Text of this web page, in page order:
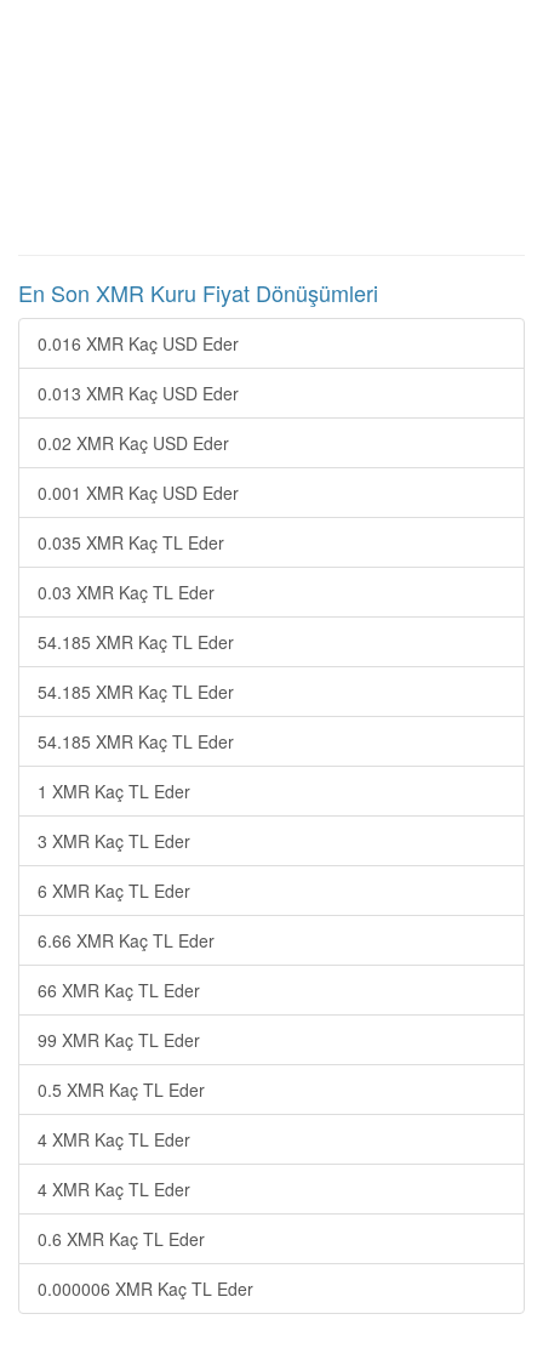
En Son XMR Kuru Fiyat Dönüşümleri
0.016 XMR Kaç USD Eder
0.013 XMR Kaç USD Eder
0.02 XMR Kaç USD Eder
0.001 XMR Kaç USD Eder
0.035 XMR Kaç TL Eder
0.03 XMR Kaç TL Eder
54.185 XMR Kaç TL Eder
54.185 XMR Kaç TL Eder
54.185 XMR Kaç TL Eder
1 XMR Kaç TL Eder
3 XMR Kaç TL Eder
6 XMR Kaç TL Eder
6.66 XMR Kaç TL Eder
66 XMR Kaç TL Eder
99 XMR Kaç TL Eder
0.5 XMR Kaç TL Eder
4 XMR Kaç TL Eder
4 XMR Kaç TL Eder
0.6 XMR Kaç TL Eder
0.000006 XMR Kaç TL Eder